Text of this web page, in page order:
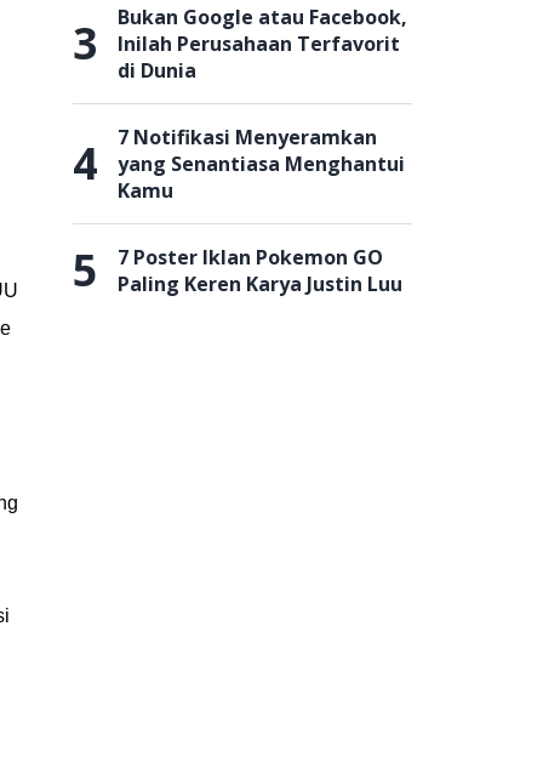
3
Bukan Google atau Facebook,
Inilah Perusahaan Terfavorit
di Dunia
4
7 Notifikasi Menyeramkan
yang Senantiasa Menghantui
Kamu
5
7 Poster Iklan Pokemon GO
Paling Keren Karya Justin Luu